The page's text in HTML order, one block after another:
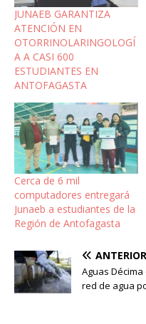
JUNAEB GARANTIZA
ATENCIÓN EN
OTORRINOLARINGOLOGÍ
A A CASI 600
ESTUDIANTES EN
ANTOFAGASTA
Cerca de 6 mil
computadores entregará
Junaeb a estudiantes de la
Región de Antofagasta
ANTERIOR
Aguas
red de agua